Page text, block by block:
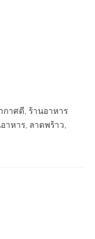
กาศดี, ร้านอาหาร
าหาร, ลาดพร้าว,